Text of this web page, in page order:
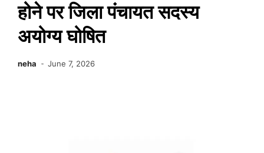
होने पर जिला पंचायत सदस्य
अयोग्य घोषित
neha June 7, 2026